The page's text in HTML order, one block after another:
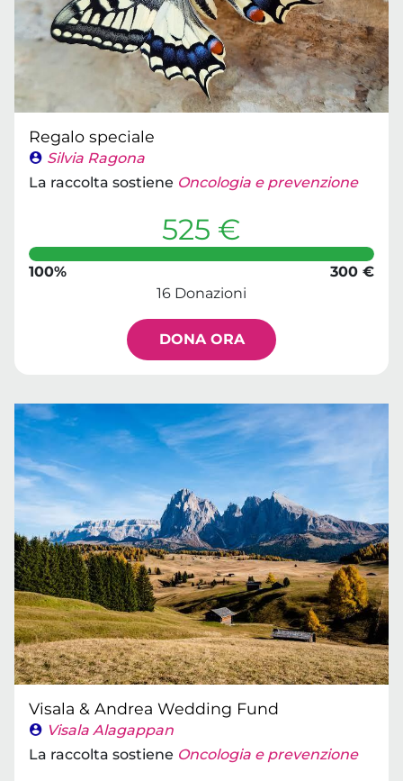
Regalo speciale
Silvia Ragona
La raccolta sostiene Oncologia e prevenzione
525 €
100%
300 €
16 Donazioni
DONA ORA
Visala & Andrea Wedding Fund
Visala Alagappan
La raccolta sostiene Oncologia e prevenzione